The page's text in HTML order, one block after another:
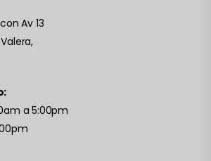
Av 13
a 5:00pm